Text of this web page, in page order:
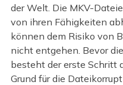
der Welt. Die MKV-
von ihren Fähigkeiten
können dem Risiko von
nicht entgehen. Bevor
besteht der erste Schritt
Grund für die